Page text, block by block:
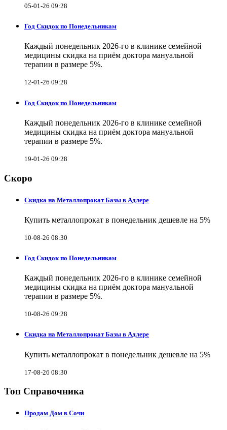
05-01-26 09:28
Год Скидок по Понедельникам
Каждый понедельник 2026-го в клинике семейной
медицины скидка на приём доктора мануальной
терапии в размере 5%.
12-01-26 09:28
Год Скидок по Понедельникам
Каждый понедельник 2026-го в клинике семейной
медицины скидка на приём доктора мануальной
терапии в размере 5%.
19-01-26 09:28
Скоро
Скидка на Металлопрокат Базы в Адлере
Купить металлопрокат в понедельник дешевле на 5%
10-08-26 08:30
Год Скидок по Понедельникам
Каждый понедельник 2026-го в клинике семейной
медицины скидка на приём доктора мануальной
терапии в размере 5%.
10-08-26 09:28
Скидка на Металлопрокат Базы в Адлере
Купить металлопрокат в понедельник дешевле на 5%
17-08-26 08:30
Топ Справочника
Продам Дом в Сочи